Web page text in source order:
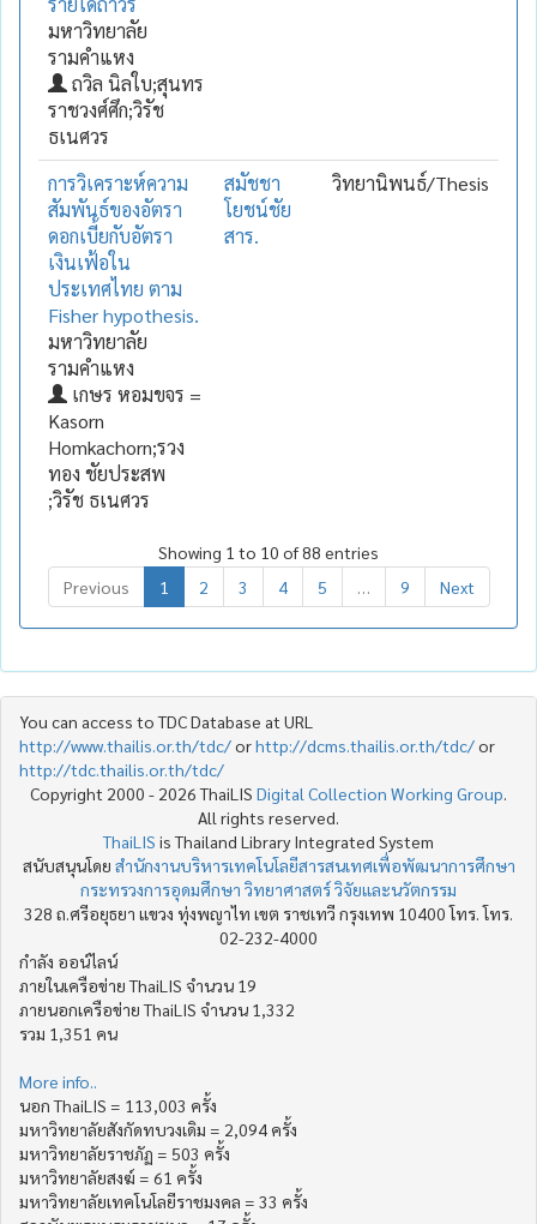
มหาวิทยาลัย
รามคำแหง
ถวิล นิลใบ;สุนทร
ราชวงศ์ศึก;วิรัช
ธเนศวร
การวิเคราะห์ความ
สัมพันธ์ของอัตรา
ดอกเบี้ยกับอัตรา
เงินเฟ้อใน
ประเทศไทย ตาม
Fisher hypothesis.
มหาวิทยาลัย
รามคำแหง
เกษร หอมขจร =
Kasorn
Homkachorn;รวง
ทอง ชัยประสพ
;วิรัช ธเนศวร
สมัชชา
โยชน์ชัย
สาร.
วิทยานิพนธ์/Thesis
Showing 1 to 10 of 88 entries
Previous
1 2 3 4 5 9 Next
You can access to TDC Database at URL
http://www.thailis.or.th/tdc/orhttp://dcms.thailis.or.th/tdc/or
http://tdc.thailis.or.th/tdc/
Copyright 2000 - 2026 ThaiLIS Digital Collection Working Group
All rights reserved.
ThaiLIS is Thailand Library Integrated System
สนับสนุนโดย สำนักงานบริหารเทคโนโลยีสารสนเทศเพื่อพัฒนาการศึกษา
กระทรวงการอุดมศึกษา วิทยาศาสตร์ วิจัยและนวัตกรรม
328 ถ.ศรีอยุธยา แขวง ทุ่งพญาไท เขต ราชเทวี กรุงเทพ 10400 โทร. โทร.
02-232-4000
กำลัง ออน์ไลน์
ภายในเครือข่าย ThaiLIS จำนวน 19
ภายนอกเครือข่าย ThaiLIS จำนวน 1,332
รวม 1,351 คน
More info..
นอก ThaiLIS = 113,003 ครั้ง
มหาวิทยาลัยสังกัดทบวงเดิม = 2,094 ครั้ง
มหาวิทยาลัยราชภัฏ = 503 ครั้ง
มหาวิทยาลัยสงฆ์ = 61 ครั้ง
มหาวิทยาลัยเทคโนโลยีราชมงคล = 33 ครั้ง